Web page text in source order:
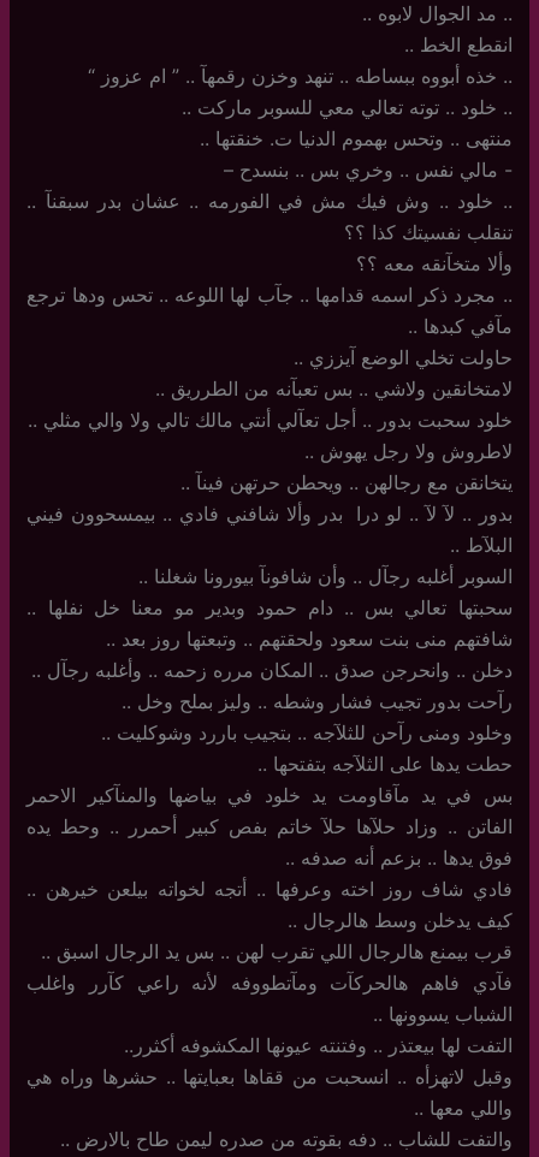
..‏ مد الجوال لابوه ..
انقطع الخط ..
..‏ خذه أبووه ببساطه .. تنهد وخزن رقمهآ .. ” ام عزوز “
‏.. خلود ‏.. توته تعالي معي للسوبر ماركت ..
منتهى .. وتحس بهموم الدنيا ت. خنقتها ..
-‏ مالي نفس .. وخري بس .. بنسدح –
..‏ خلود .. وش فيك مش في الفورمه .. عشان بدر سبقنآ ..
تنقلب نفسيتك كذا ؟؟
وألا متخآنقه معه ؟؟
..‏ مجرد ذكر اسمه قدامها .. جآب لها اللوعه .. تحس ودها ترجع
مآفي كبدها ..
حاولت تخلي الوضع آيززي ..
لامتخانقين ولاشي .. بس تعبآنه من الطرريق ..
خلود سحبت بدور .. أجل تعآلي أنتي مالك تالي ولا والي مثلي ..
لاطروش ولا رجل يهوش ..
يتخانقن مع رجالهن .. ويحطن حرتهن فينآ ..
بدور .. لآ لآ .. لو درا ‏ بدر وألا شافني فادي .. بيمسحوون فيني
البلآط ..
السوبر أغلبه رجآل .. وأن شافونآ بيورونا شغلنا ..
سحبتها تعالي بس .. دام حمود وبدير مو معنا خل نفلها ..
شافتهم منى بنت سعود ولحقتهم .. وتبعتها روز بعد ..
دخلن .. وانحرجن صدق .. المكان مرره زحمه .. وأغلبه رجآل ..
رآحت بدور تجيب فشار وشطه .. وليز بملح وخل ..
وخلود ومنى رآحن للثلآجه .. بتجيب باررد وشوكليت ..
حطت يدها على الثلآجه بتفتحها ..
بس في يد مآقاومت يد خلود في بياضها والمنآكير الاحمر
الفاتن .. وزاد حلآها حلآ خاتم بفص كبير أحمرر .. وحط يده
فوق يدها .. بزعم أنه صدفه ..
فادي شاف روز اخته وعرفها .. أتجه لخواته بيلعن خيرهن ..
كيف يدخلن وسط هالرجال ..
قرب بيمنع هالرجال اللي تقرب لهن .. بس يد الرجال اسبق ..
فآدي فاهم هالحركآت ومآتطووفه لأنه راعي كآرر واغلب
الشباب يسوونها ..
التفت لها بيعتذر .. وفتنته عيونها المكشوفه أكثرر..
وقبل لاتهزأه .. انسحبت من ققاها بعبايتها .. حشرها وراه هي
واللي معها ..
والتفت للشاب .. دفه بقوته من صدره ليمن طاح بالارض ..